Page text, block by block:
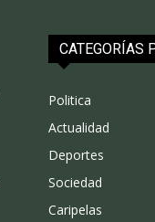
CATEGORÍAS
Politica
Actualidad
Deportes
Sociedad
Caripelas